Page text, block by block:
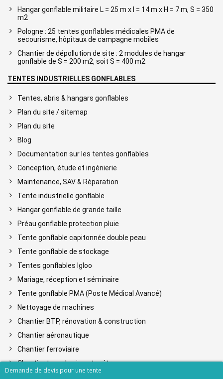
Hangar gonflable militaire L = 25 m x l = 14 m x H = 7 m, S = 350
m2
Pologne : 25 tentes gonflables médicales PMA de
secourisme, hôpitaux de campagne mobiles
Chantier de dépollution de site : 2 modules de hangar
gonflable de S = 200 m2, soit S = 400 m2
TENTES INDUSTRIELLES GONFLABLES
Tentes, abris & hangars gonflables
Plan du site / sitemap
Plan du site
Blog
Documentation sur les tentes gonflables
Conception, étude et ingénierie
Maintenance, SAV & Réparation
Tente industrielle gonflable
Hangar gonflable de grande taille
Préau gonflable protection pluie
Tente gonflable capitonnée double peau
Tente gonflable de stockage
Tentes gonflables Igloo
Mariage, réception et séminaire
Tente gonflable PMA (Poste Médical Avancé)
Nettoyage de machines
Chantier BTP, rénovation & construction
Chantier aéronautique
Chantier ferroviaire
Chantier tunnel, mine et métro
Demande de devis pour une tente